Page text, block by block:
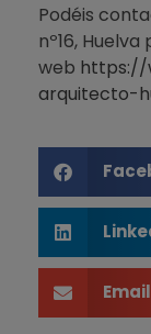
Podéis
nº16,
web https://
arquitecto-
Email